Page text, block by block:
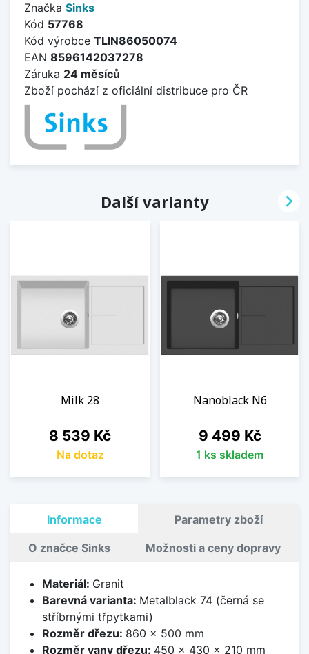
Značka Sinks
Kód 57768
Kód výrobce TLIN86050074
EAN 8596142037278
Záruka 24 měsíců
Zboží pochází z oficiální distribuce pro ČR
Další varianty
Milk 28
Cena
8 539 Kč
Na dotaz
Nanoblack N6
Cena
9 499 Kč
1 ks skladem

Informace Parametry zboží
O značce Sinks Možnosti a ceny dopravy
Materiál: Granit
Barevná varianta: Metalblack 74 (černá se
stříbrnými třpytkami)
Rozměr dřezu: 860 x 500 mm
Rozměr vany dřezu: 450 x 430 x 210 mm